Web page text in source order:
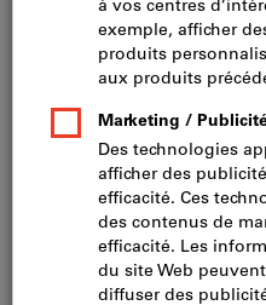
44 54
25
Tableau des tailles